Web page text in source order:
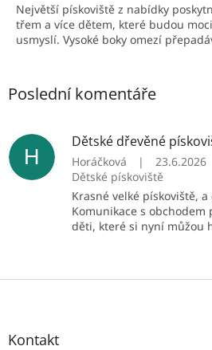
Největší pískoviště z nabídky
třem a více dětem, které budou
usmyslí. Vysoké boky omezí
Poslední komentáře
H Horáčková | 23.6.2026
Dětské pískoviště
Krasné velké pískoviště,
Komunikace s obchodem
děti, které si nyní můžou
Z
Kontakt